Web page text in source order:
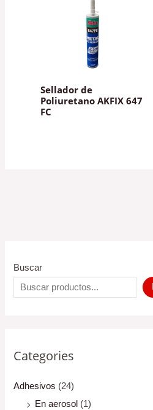
Buscar
Categories
Adhesivos (24)
En aerosol (1)
Sellador de
Poliuretano AKFIX 647
FC